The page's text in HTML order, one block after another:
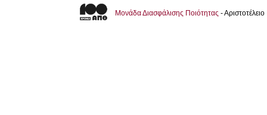
Μονάδα Διασφάλισης Ποιότητας -